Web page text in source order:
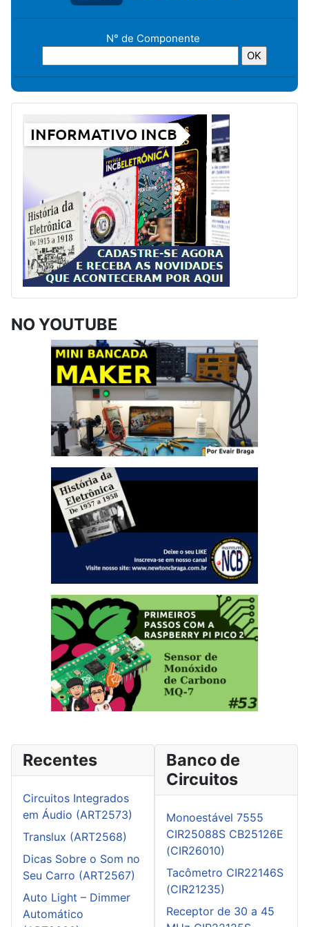
N° de Componente
NO YOUTUBE
Recentes
Circuitos Integrados
em Áudio (ART2573)
Translux (ART2568)
Dicas Sobre o Som no
Seu Carro (ART2567)
Auto Light – Dimmer
Automático
Banco de
Circuitos
Monoestável 7555
CIR25088S CB25126E
(CIR26010)
Tacômetro CIR22146S
(CIR21235)
Receptor de 30 a 45